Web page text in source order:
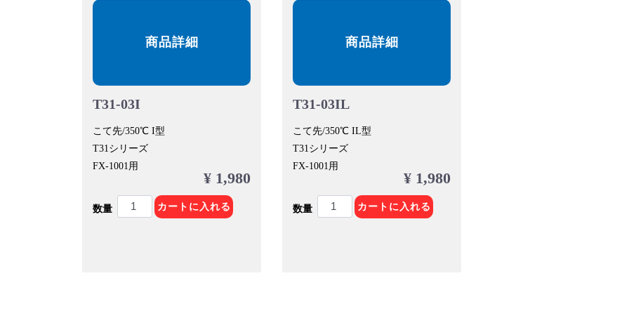
商品詳細
T31-03I
こて先/350℃ I型
T31シリーズ
FX-1001用
¥ 1,980
数量 カートに入れる
商品詳細
T31-03IL
こて先/350℃ IL型
T31シリーズ
FX-1001用
¥ 1,980
数量 カートに入れる